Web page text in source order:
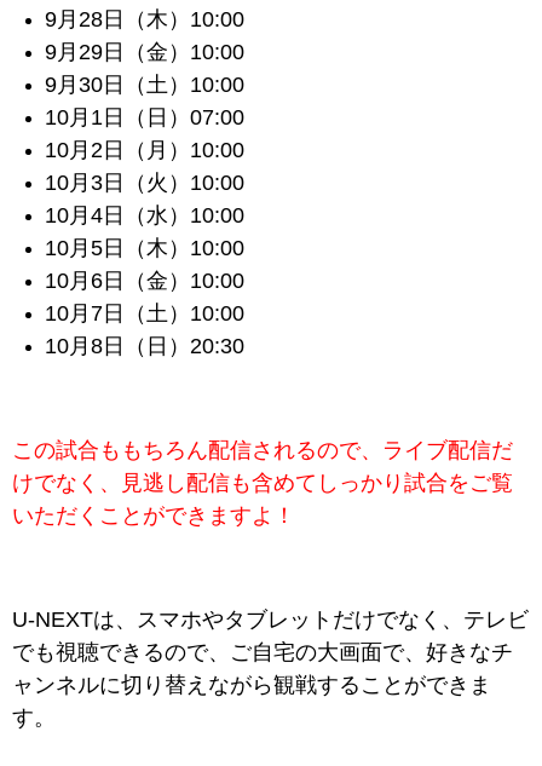
9月28日（木）10:00
9月29日（金）10:00
9月30日（土）10:00
10月1日（日）07:00
10月2日（月）10:00
10月3日（火）10:00
10月4日（水）10:00
10月5日（木）10:00
10月6日（金）10:00
10月7日（土）10:00
10月8日（日）20:30
この試合ももちろん配信されるので、ライブ配信だ
けでなく、見逃し配信も含めてしっかり試合をご覧
いただくことができますよ！
U-NEXTは、スマホやタブレットだけでなく、テレビ
でも視聴できるので、ご自宅の大画面で、好きなチ
ャンネルに切り替えながら観戦することができま
す。